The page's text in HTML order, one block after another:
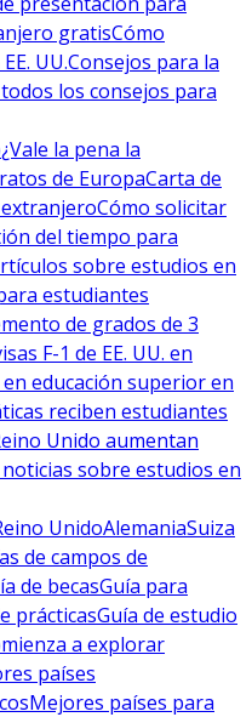
gratisCómo
UU.Consejos para la
los consejos para
¿Vale la pena la
de EuropaCarta de
Cómo solicitar
del tiempo para
sobre estudios en
estudiantes
de grados de 3
F-1 de EE. UU. en
educación superior en
reciben estudiantes
Unido aumentan
sobre estudios en
UnidoAlemaniaSuiza
de campos de
de becasGuía para
prácticasGuía de estudio
a explorar
países
Mejores países para